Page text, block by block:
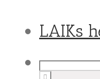
LAIKs